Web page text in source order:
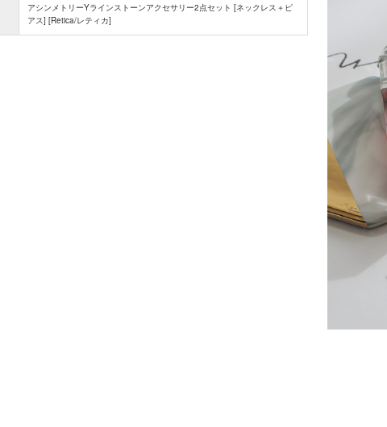
アシンメトリーYラインストーンアクセサリー2点セット [ネックレス＋ピ
アス] [Retica/レティカ]